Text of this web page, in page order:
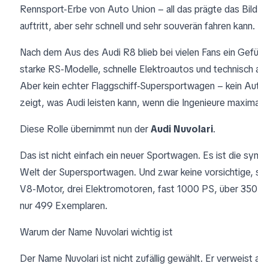
Rennsport-Erbe von Auto Union – all das prägte das
auftritt, aber sehr schnell und sehr souverän fahren kann.
Nach dem Aus des Audi R8 blieb bei vielen Fans ein
starke RS-Modelle, schnelle Elektroautos und technisch
Aber kein echter Flaggschiff-Supersportwagen – kein
zeigt, was Audi leisten kann, wenn die Ingenieure
Diese Rolle übernimmt nun derAudi Nuvolari.
Das ist nicht einfach ein neuer Sportwagen. Es ist die
Welt der Supersportwagen. Und zwar keine vorsichtige,
V8-Motor, drei Elektromotoren, fast 1000 PS, über
nur 499 Exemplaren.
Warum der Name Nuvolari wichtig ist
Der Name Nuvolari ist nicht zufällig gewählt. Er verweist